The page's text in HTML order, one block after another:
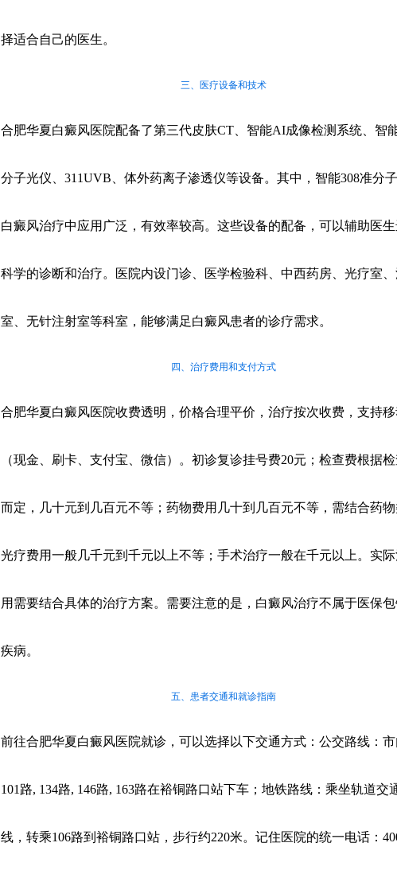
择适合自己的医生。
三、医疗设备和技术
合肥华夏白癜风医院配备了第三代皮肤CT、智能AI成像检测系统、智
分子光仪、311UVB、体外药离子渗透仪等设备。其中，智能308准分
白癜风治疗中应用广泛，有效率较高。这些设备的配备，可以辅助医
科学的诊断和治疗。医院内设门诊、医学检验科、中西药房、光疗室
室、无针注射室等科室，能够满足白癜风患者的诊疗需求。
四、治疗费用和支付方式
合肥华夏白癜风医院收费透明，价格合理平价，治疗按次收费，支持
（现金、刷卡、支付宝、微信）。初诊复诊挂号费20元；检查费根据
而定，几十元到几百元不等；药物费用几十到几百元不等，需结合药
光疗费用一般几千元到千元以上不等；手术治疗一般在千元以上。实
用需要结合具体的治疗方案。需要注意的是，白癜风治疗不属于医保
疾病。
五、患者交通和就诊指南
前往合肥华夏白癜风医院就诊，可以选择以下交通方式：公交路线：
101路, 134路, 146路, 163路在裕铜路口站下车；地铁路线：乘坐轨道交
线，转乘106路到裕铜路口站，步行约220米。记住医院的统一电话：